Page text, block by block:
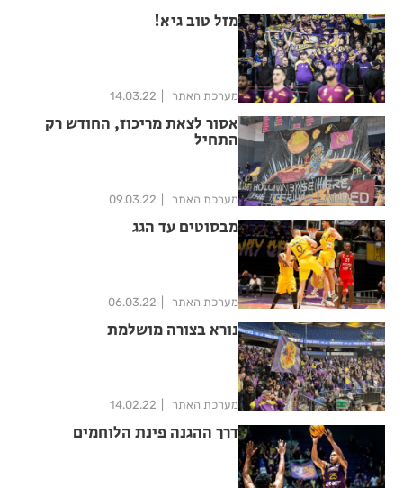
מזל טוב גיא!
מערכת האתר 14.03.22
אסור לצאת מריכוז, החודש רק
התחיל
מערכת האתר 09.03.22
מבסוטים עד הגג
מערכת האתר 06.03.22
נורא בצורה מושלמת
מערכת האתר 14.02.22
דרך ההגנה פינת הלוחמים